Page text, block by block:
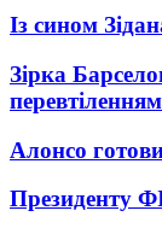
Із сином
Зірка
перевтіленням
Алонсо
Президенту